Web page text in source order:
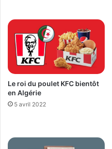
Le roi du poulet KFC bientôt
en Algérie
5 avril 2022